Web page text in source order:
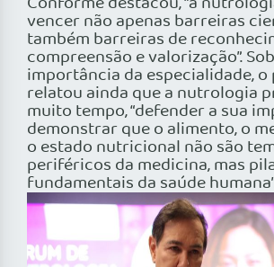
vencer não apenas barreiras
também barreiras de
compreensão e valorização”.
importância da especialidade,
relatou ainda que a nutrologia
muito tempo, “defender a sua
demonstrar que o alimento, o
o estado nutricional não são
periféricos da medicina, mas
fundamentais da saúde